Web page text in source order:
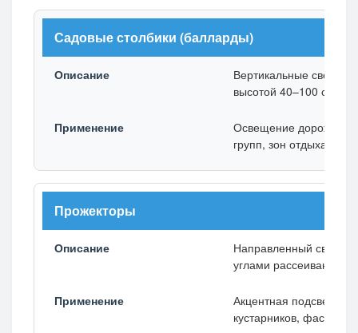
Садовые столбики (балларды)
Вертикальные
высотой 40–100 см.
Освещение дорожек,
групп, зон отдыха.
Прожекторы
Направленный свет с
углами рассеивания.
Акцентная подсветка
кустарников, фасадов.